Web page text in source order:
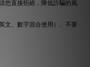
您直接拒絕，降低詐騙的風
文、數字混合使用）、不要